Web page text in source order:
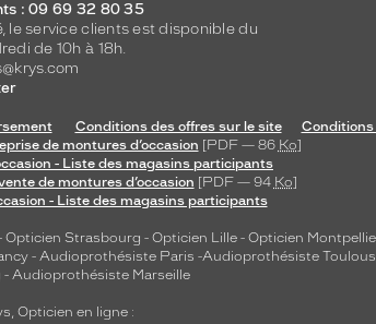
: 09 69 32 80 35
le service clients est disponible du
de 10h à 18h.
Conditions des offres sur le site
Conditions
de montures d’occasion [PDF — 86 Ko]
- Liste des magasins participants
de montures d’occasion [PDF — 94 Ko]
- Liste des magasins participants
Opticien Strasbourg - Opticien Lille - Opticien
- Audioprothésiste Paris -Audioprothésiste
- Audioprothésiste Marseille
Opticien en ligne :